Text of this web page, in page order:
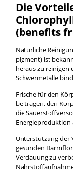
Die
(benefits
Natürliche
pigment) ist
heraus zu reinigen
Schwermetalle
Frische für den
beitragen, den
die
Energieproduktion
Unterstützung der
gesunden
Verdauung zu